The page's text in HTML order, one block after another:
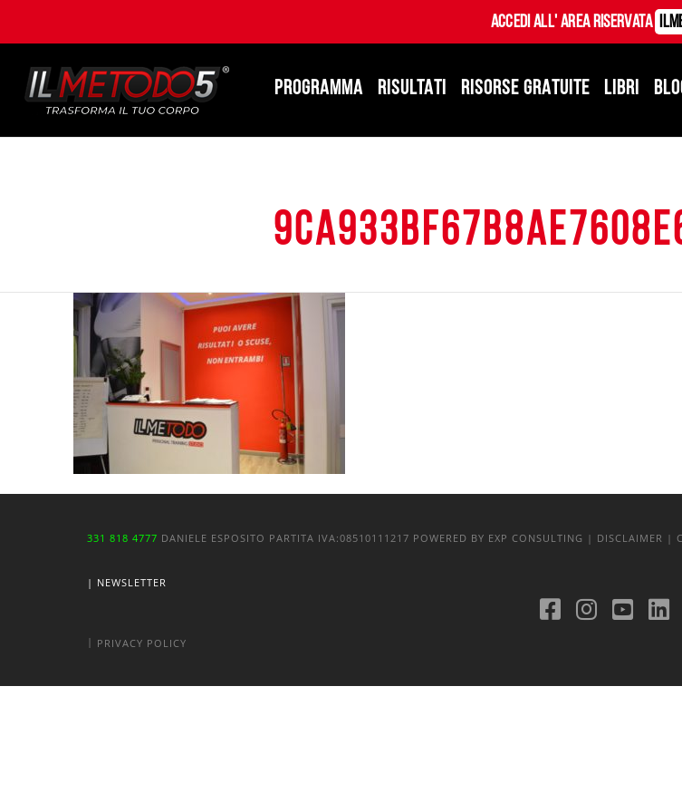
Accedi all' Area Riservata
PROGRAMMA RISULTATI RISORSE GRATUITE LIBRI
331 818 4777 DANIELE ESPOSITO PARTITA IVA:08510111217 POWERED BY EXP CONSULTING | DISCLAIMER |
| NEWSLETTER
| PRIVACY POLICY